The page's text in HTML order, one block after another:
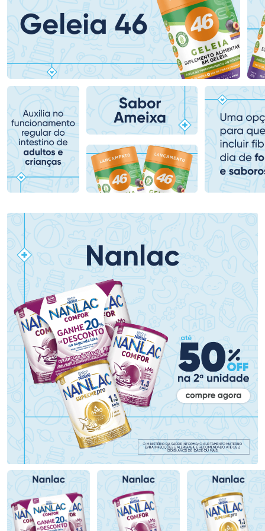
Ativar Desconto
Comprar sem Desconto
Por R$ 153,99/cada
Comprar sem Desconto
Por R$ 153,99/cada
Ativar Desconto
Comprar sem Desconto
Por R$ 261,99/cada
Comprar sem Desconto
Por R$ 261,99/cada